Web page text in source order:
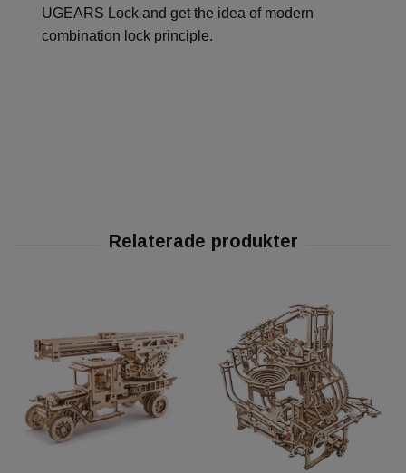
UGEARS Lock and get the idea of modern
combination lock principle.